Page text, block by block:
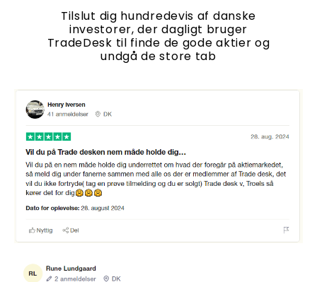
Tilslut dig hundredevis af danske
investorer, der dagligt bruger
TradeDesk til finde de gode aktier og
undgå de store tab